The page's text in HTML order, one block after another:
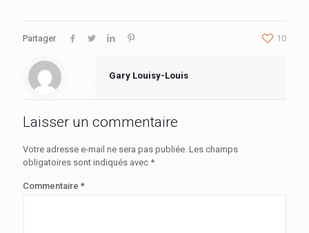
Partager 10
Gary Louisy-Louis
Laisser un commentaire
Votre adresse e-mail ne sera pas publiée. Les champs
obligatoires sont indiqués avec *
Commentaire *